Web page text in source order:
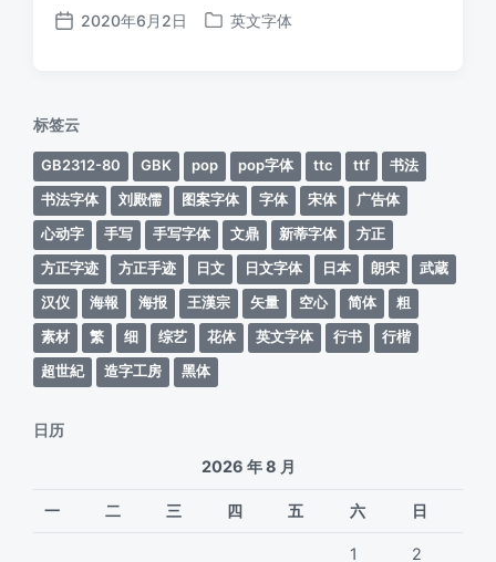
发
2020年6月2日
发
英文字体
标签云
GB2312-80 GBK pop pop字体 ttc ttf
书法
书法字体
刘殿儒 图案字体 字体 宋体
广告体
心动字
手写 手写字体 文鼎 新蒂字体
方正
方正字迹
方正手迹 日文 日文字体 日本 朗宋
武蔵
汉仪
海報 海报 王漢宗 矢量 空心 简体
粗
素材
繁 细 综艺 花体 英文字体 行书
行楷
超世紀
造字工房 黑体
日历
2026 年 8 月
一 二 三 四 五 六 日
1 2